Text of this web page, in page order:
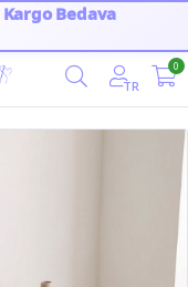
Kargo Bedava
TR
0